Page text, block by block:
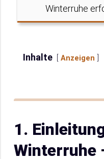
Winterruhe
Inhalte Anzeigen
1.
Winterruhe